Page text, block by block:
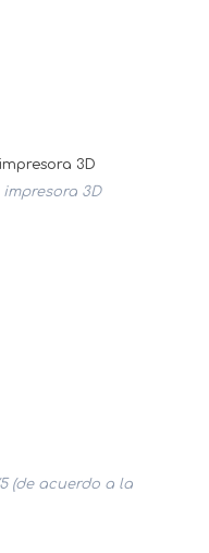
3D
3D
(de acuerdo a la